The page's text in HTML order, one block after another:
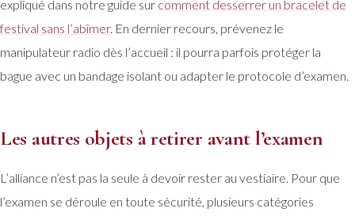
expliqué dans notre guide sur comment desserrer un bracelet de
festival sans l’abîmer. En dernier recours, prévenez le
manipulateur radio dès l’accueil : il pourra parfois protéger la
bague avec un bandage isolant ou adapter le protocole d’examen.
Les autres objets à retirer avant l’examen
L’alliance n’est pas la seule à devoir rester au vestiaire. Pour que
l’examen se déroule en toute sécurité, plusieurs catégories